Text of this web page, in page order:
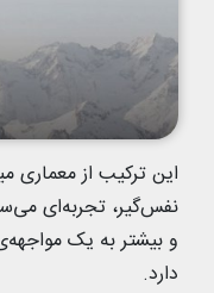
این ترکیب از معماری
نفس‌گیر، تجربه‌ای
و بیشتر به یک
دارد.